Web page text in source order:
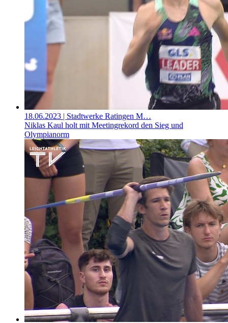
18.06.2023 | Stadtwerke Ratingen M…
Niklas Kaul holt mit Meetingrekord den Sieg und
Olympianorm